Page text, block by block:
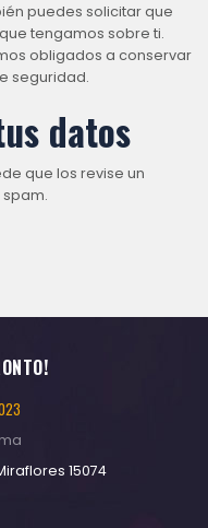
puedes solicitar que
tengamos sobre ti.
obligados a conservar
seguridad.
datos
que los revise un
15074